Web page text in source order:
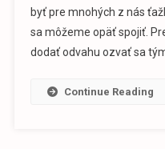
byť pre mnohých z nás
sa môžeme opäť spojiť.
dodať odvahu ozvať sa
Continue Reading